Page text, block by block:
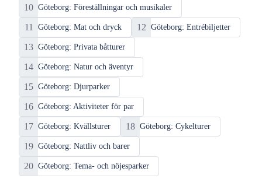
10 Göteborg: Föreställningar och musikaler
11 Göteborg: Mat och dryck 12 Göteborg: Entrébiljetter
13 Göteborg: Privata båtturer
14 Göteborg: Natur och äventyr
15 Göteborg: Djurparker
16 Göteborg: Aktiviteter för par
17 Göteborg: Kvällsturer 18 Göteborg: Cykelturer
19 Göteborg: Nattliv och barer
20 Göteborg: Tema- och nöjesparker